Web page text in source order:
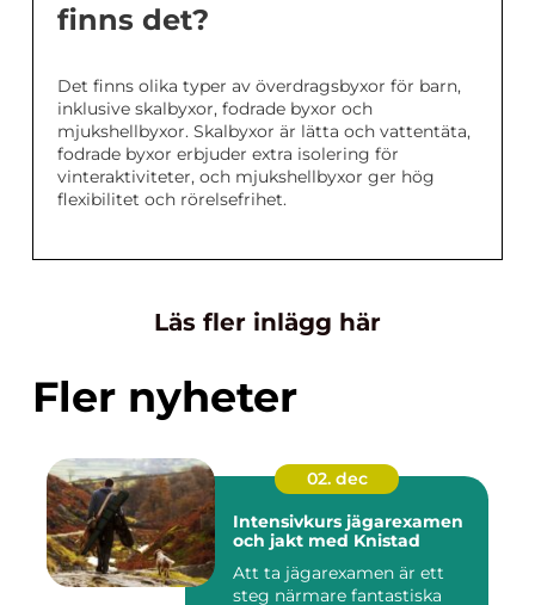
finns det?
Det finns olika typer av överdragsbyxor för barn,
inklusive skalbyxor, fodrade byxor och
mjukshellbyxor. Skalbyxor är lätta och vattentäta,
fodrade byxor erbjuder extra isolering för
vinteraktiviteter, och mjukshellbyxor ger hög
flexibilitet och rörelsefrihet.
Läs fler inlägg här
Fler nyheter
02. dec
Intensivkurs jägarexamen
och jakt med Knistad
Att ta jägarexamen är ett
steg närmare fantastiska